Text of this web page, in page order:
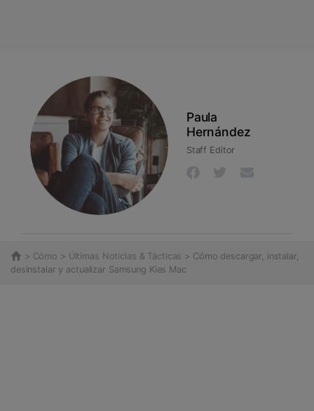
Paula
Hernández
Staff Editor
> Cómo > Últimas Noticias & Tácticas > Cómo descargar, instalar,
desinstalar y actualizar Samsung Kies Mac